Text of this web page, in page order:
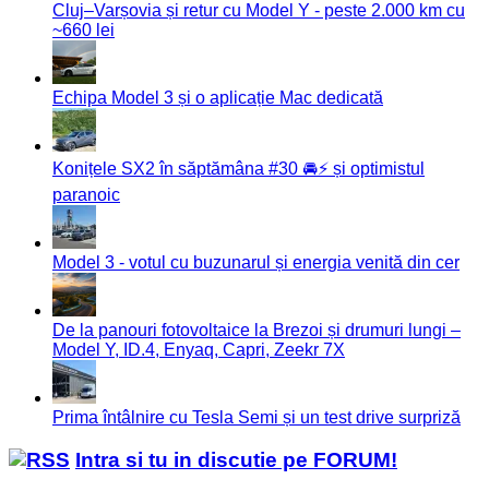
Cluj–Varșovia și retur cu Model Y - peste 2.000 km cu
~660 lei
Echipa Model 3 și o aplicație Mac dedicată
Konițele SX2 în săptămâna #30 🚘⚡️ și optimistul
paranoic
Model 3 - votul cu buzunarul și energia venită din cer
De la panouri fotovoltaice la Brezoi și drumuri lungi –
Model Y, ID.4, Enyaq, Capri, Zeekr 7X
Prima întâlnire cu Tesla Semi și un test drive surpriză
Intra si tu in discutie pe FORUM!